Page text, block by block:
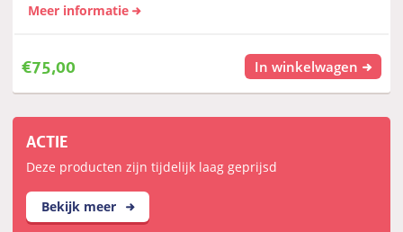
Meer informatie
€75,00 In winkelwagen
ACTIE
Deze producten zijn tijdelijk laag geprijsd
Bekijk meer